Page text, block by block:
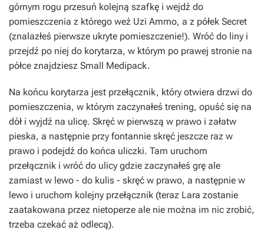
górnym rogu przesuń kolejną szafkę i wejdź do
pomieszczenia z którego weź Uzi Ammo, a z półek Secret
(znalazłeś pierwsze ukryte pomieszczenie!). Wróć do liny i
przejdź po niej do korytarza, w którym po prawej stronie na
półce znajdziesz Small Medipack.
Na końcu korytarza jest przełącznik, który otwiera drzwi do
pomieszczenia, w którym zaczynałeś trening, opuść się na
dół i wyjdź na ulicę. Skręć w pierwszą w prawo i załatw
pieska, a następnie przy fontannie skręć jeszcze raz w
prawo i podejdź do końca uliczki. Tam uruchom
przełącznik i wróć do ulicy gdzie zaczynałeś grę ale
zamiast w lewo - do kulis - skręć w prawo, a następnie w
lewo i uruchom kolejny przełącznik (teraz Lara zostanie
zaatakowana przez nietoperze ale nie można im nic zrobić,
trzeba czekać aż odlecą).